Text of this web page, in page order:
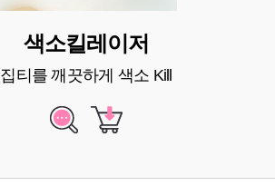
색소킬레이저
집티를 깨끗하게 색소 Kill